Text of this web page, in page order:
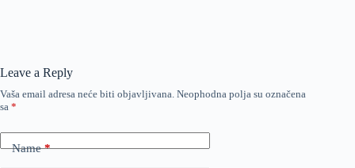
Leave a Reply
Vaša email adresa neće biti objavljivana. Neophodna polja su označena
sa *
Name*